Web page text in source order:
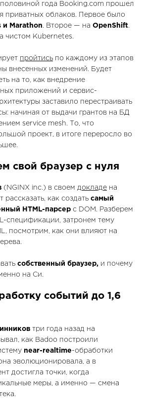
года Booking.com прошел
приватных облаков. Первое было
и Marathon. Второе — на OpenShift.
чистом Kubernetes.
пройтись по каждому из этапов
внесенных изменений. Будет
на то, как внедрение
приложений и сервис-
заставило перестраивать
начиная от выдачи грантов на БД
service mesh. То, что
проект, в итоге переросло во
свой браузер с нуля
(NGINX inc.) в своем докладе на
как создать самый
HTML-парсер с DOM. Разберем
спецификации, затронем тему
посмотрим, как они влияют на
собственный браузер, и почему
на Си.
событий до 1,6
три года назад на
как Badoo построили
near-realtime-обработки
эволюционировала, а в
достигла точки, когда
меры, а именно — смена